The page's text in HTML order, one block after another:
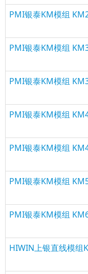
PMI银泰KM模组
PMI银泰KM模组
PMI银泰KM模组
PMI银泰KM模组
PMI银泰KM模组
PMI银泰KM模组
PMI银泰KM模组
HIWIN上银直线模组